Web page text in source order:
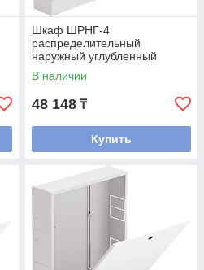
Шкаф ШРНГ-4
распределительный
наружный углубленный
(смесительные узлы входят)
В наличии
48 148 ₸
Купить